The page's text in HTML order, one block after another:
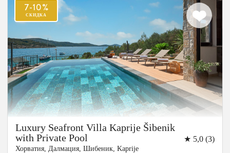
Luxury Seafront Villa Kaprije Šibenik
with Private Pool
★ 5,0 (3)
Хорватия, Далмация, Шибеник, Kaprije